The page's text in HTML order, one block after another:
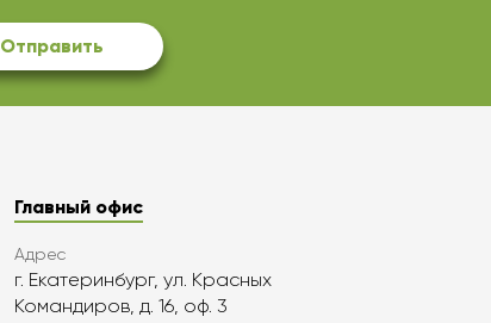
Отправить
Главный офис
Адрес
г. Екатеринбург, ул. Красных
Командиров, д. 16, оф. 3